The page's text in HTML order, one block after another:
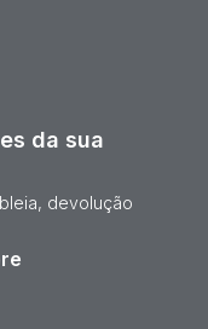
da sua
devolução